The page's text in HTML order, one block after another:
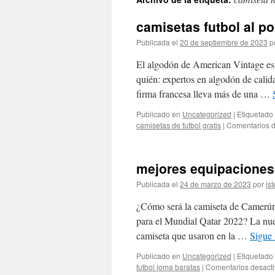
contenido
camisetas futbol al
Publicada el 20 de septiembre de 2023
El algodón de American Vintage
quién: expertos en algodón de
firma francesa lleva más de una …
Publicado en Uncategorized | Etiquetado
camisetas de futbol gratis | Comentarios
mejores
Publicada el 24 de marzo de 2023 por
¿Cómo será la camiseta de
para el Mundial Qatar 2022? La
camiseta que usaron en la … Sigue
Publicado en Uncategorized | Etiquetado
futbol joma baratas | Comentarios